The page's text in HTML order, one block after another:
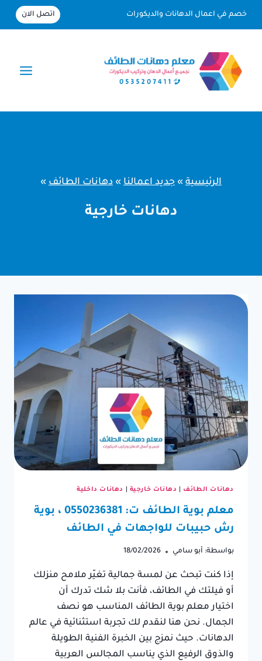
خصم في اعمال الدهانات والديكورات اتصل الان
الرئيسية » جديد اعمالنا » دهانات الطائف »
دهانات خارجية
دهانات الطائف دهانات خارجية دهانات داخلية
معلم بوية الطائف ت: 0550236381 ، بوية
رش حبيبات للواجهات في الطائف
بواسطة: أبو سامي 18/02/2026
إذا كنت تبحث عن لمسة جمالية تغيّر ملامح منزلك
أو فيلتك في الطائف، فأنت بلا شك تدرك أن
اختيار معلم بوية الطائف المناسب هو نصف
الجمال. نحن هنا لنقدم لك تجربة استثنائية في عالم
الدهانات. حيث نمزج بين الخبرة الفنية الطويلة
والذوق الرفيع الذي يناسب المجالس العربية